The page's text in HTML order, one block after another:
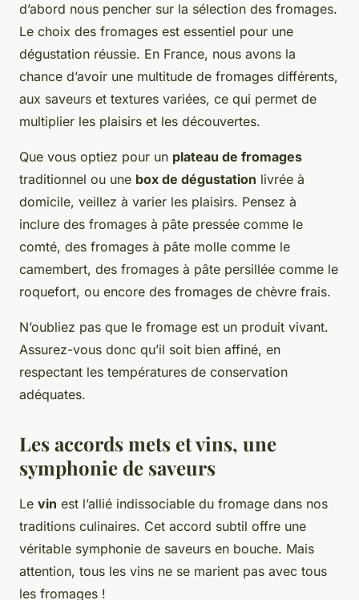
d’abord nous pencher sur la sélection des fromages.
Le choix des fromages est essentiel pour une
dégustation réussie. En France, nous avons la
chance d’avoir une multitude de fromages différents,
aux saveurs et textures variées, ce qui permet de
multiplier les plaisirs et les découvertes.
Que vous optiez pour un plateau de fromages
traditionnel ou une box de dégustation livrée à
domicile, veillez à varier les plaisirs. Pensez à
inclure des fromages à pâte pressée comme le
comté, des fromages à pâte molle comme le
camembert, des fromages à pâte persillée comme le
roquefort, ou encore des fromages de chèvre frais.
N’oubliez pas que le fromage est un produit vivant.
Assurez-vous donc qu’il soit bien affiné, en
respectant les températures de conservation
adéquates.
Les accords mets et vins, une
symphonie de saveurs
Le vin est l’allié indissociable du fromage dans nos
traditions culinaires. Cet accord subtil offre une
véritable symphonie de saveurs en bouche. Mais
attention, tous les vins ne se marient pas avec tous
les fromages !